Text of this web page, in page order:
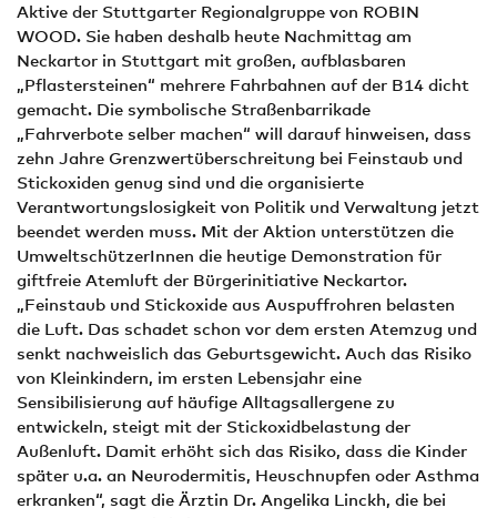
Aktive der Stuttgarter Regionalgruppe von ROBIN
WOOD. Sie haben deshalb heute Nachmittag am
Neckartor in Stuttgart mit großen, aufblasbaren
„Pflastersteinen“ mehrere Fahrbahnen auf der B14 dicht
gemacht. Die symbolische Straßenbarrikade
„Fahrverbote selber machen“ will darauf hinweisen, dass
zehn Jahre Grenzwertüberschreitung bei Feinstaub und
Stickoxiden genug sind und die organisierte
Verantwortungslosigkeit von Politik und Verwaltung jetzt
beendet werden muss. Mit der Aktion unterstützen die
UmweltschützerInnen die heutige Demonstration für
giftfreie Atemluft der Bürgerinitiative Neckartor.
„Feinstaub und Stickoxide aus Auspuffrohren belasten
die Luft. Das schadet schon vor dem ersten Atemzug und
senkt nachweislich das Geburtsgewicht. Auch das Risiko
von Kleinkindern, im ersten Lebensjahr eine
Sensibilisierung auf häufige Alltagsallergene zu
entwickeln, steigt mit der Stickoxidbelastung der
Außenluft. Damit erhöht sich das Risiko, dass die Kinder
später u.a. an Neurodermitis, Heuschnupfen oder Asthma
erkranken“, sagt die Ärztin Dr. Angelika Linckh, die bei